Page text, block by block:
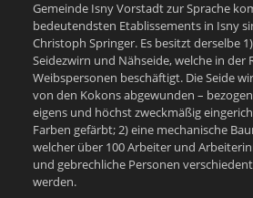
Gemeinde Isny Vorstadt zur Sprache
bedeutendsten Etablissements in Isny
Christoph Springer. Es besitzt derselbe
Seidezwirn und Nähseide, welche in der
Weibspersonen beschäftigt. Die Seide
von den Kokons abgewunden –
eigens und höchst zweckmäßig
Farben gefärbt; 2) eine mechanische
welcher über 100 Arbeiter und
und gebrechliche Personen
werden.